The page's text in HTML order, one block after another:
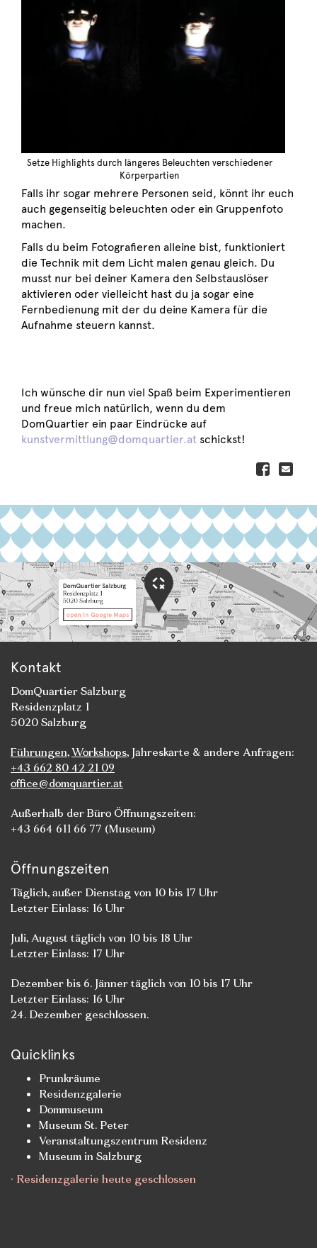
Setze Highlights durch längeres Beleuchten verschiedener
Körperpartien
Falls ihr sogar mehrere Personen seid, könnt ihr euch
auch gegenseitig beleuchten oder ein Gruppenfoto
machen.
Falls du beim Fotografieren alleine bist, funktioniert
die Technik mit dem Licht malen genau gleich. Du
musst nur bei deiner Kamera den Selbstauslöser
aktivieren oder vielleicht hast du ja sogar eine
Fernbedienung mit der du deine Kamera für die
Aufnahme steuern kannst.
Ich wünsche dir nun viel Spaß beim Experimentieren
und freue mich natürlich, wenn du dem
DomQuartier ein paar Eindrücke auf
kunstvermittlung@domquartier.at schickst!
Kontakt
DomQuartier Salzburg
Residenzplatz 1
5020 Salzburg
Führungen,Workshops, Jahreskarte & andere Anfragen:
+43 662 80 42 21 09
office@domquartier.at
Außerhalb der Büro Öffnungszeiten:
+43 664 611 66 77 (Museum)
Öffnungszeiten
Täglich, außer Dienstag von 10 bis 17 Uhr
Letzter Einlass: 16 Uhr
Juli, August täglich von 10 bis 18 Uhr
Letzter Einlass: 17 Uhr
Dezember bis 6. Jänner täglich von 10 bis 17 Uhr
Letzter Einlass: 16 Uhr
24. Dezember geschlossen.
Quicklinks
Prunkräume
Residenzgalerie
Dommuseum
Museum St. Peter
Veranstaltungszentrum Residenz
Museum in Salzburg
· Residenzgalerie heute geschlossen